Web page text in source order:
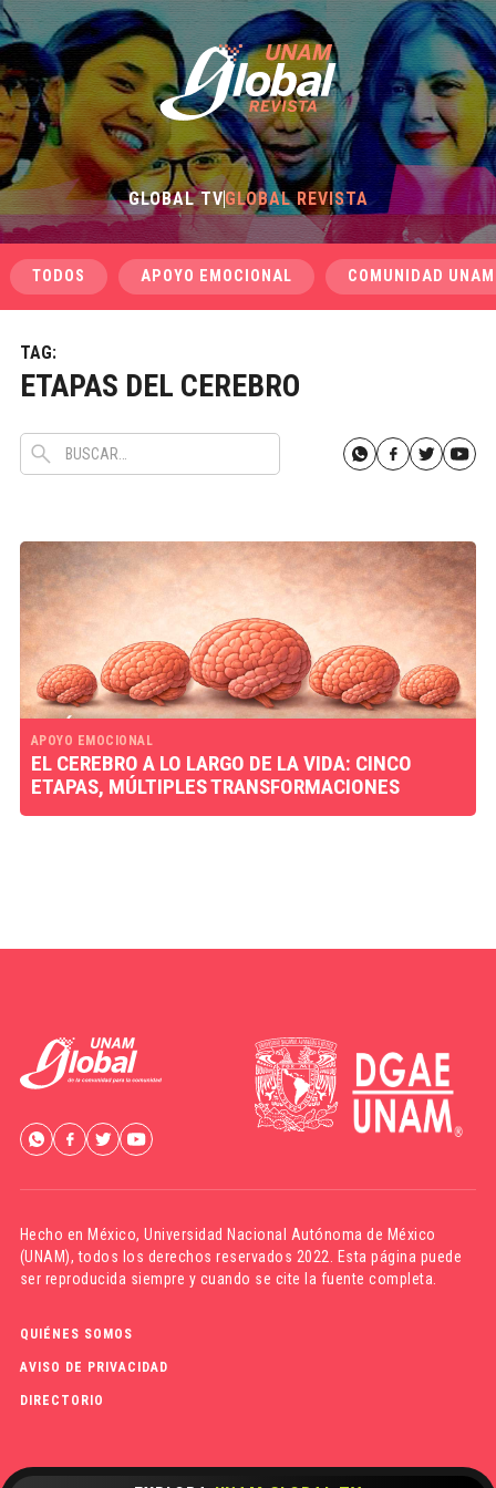
GLOBAL TVGLOBAL REVISTA
TODOS APOYO EMOCIONAL COMUNIDAD UNAM
TAG:
ETAPAS DEL CEREBRO
APOYO EMOCIONAL
EL CEREBRO A LO LARGO DE LA VIDA: CINCO
ETAPAS, MÚLTIPLES TRANSFORMACIONES
Hecho en México,Universidad Nacional Autónoma de México
(UNAM), todos los derechos reservados 2022. Esta página puede
ser reproducida siempre y cuando se cite la fuente completa.
QUIÉNES SOMOS
AVISO DE PRIVACIDAD
DIRECTORIO